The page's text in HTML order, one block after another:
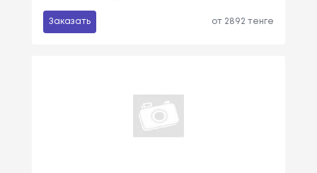
Заказать от 2892 тенге